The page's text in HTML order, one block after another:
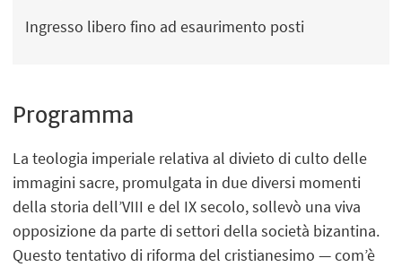
Ingresso libero fino ad esaurimento posti
Programma
La teologia imperiale relativa al divieto di culto delle
immagini sacre, promulgata in due diversi momenti
della storia dell’VIII e del IX secolo, sollevò una viva
opposizione da parte di settori della società bizantina.
Questo tentativo di riforma del cristianesimo ― com’è